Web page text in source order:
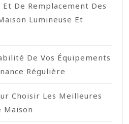
De Remplacement Des
Lumineuse Et
De Vos Équipements
Régulière
Choisir Les Meilleures
Maison